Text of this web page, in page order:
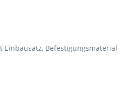
Einbausatz, Befestigungsmaterial